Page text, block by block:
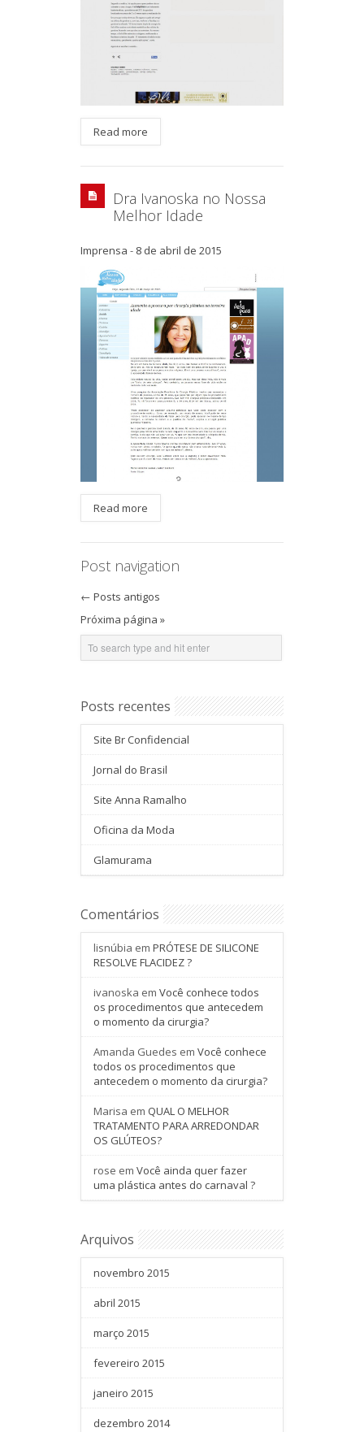
Read more
Dra Ivanoska no Nossa
Melhor Idade
Imprensa - 8 de abril de 2015
Read more
Post navigation
← Posts antigos
Próxima página »
Posts recentes
Site Br Confidencial
Jornal do Brasil
Site Anna Ramalho
Oficina da Moda
Glamurama
Comentários
lisnúbia em PRÓTESE DE SILICONE
RESOLVE FLACIDEZ ?
ivanoska em Você conhece todos
os procedimentos que antecedem
o momento da cirurgia?
Amanda Guedes em Você conhece
todos os procedimentos que
antecedem o momento da cirurgia?
Marisa em QUAL O MELHOR
TRATAMENTO PARA ARREDONDAR
OS GLÚTEOS?
rose em Você ainda quer fazer
uma plástica antes do carnaval ?
Arquivos
novembro 2015
abril 2015
março 2015
fevereiro 2015
janeiro 2015
dezembro 2014